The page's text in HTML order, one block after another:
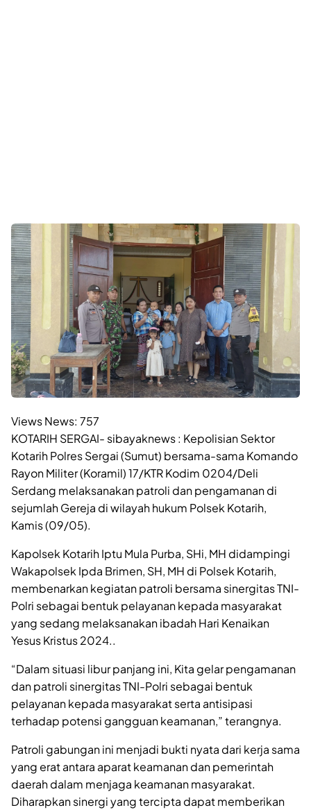
Views News: 757
KOTARIH SERGAI- sibayaknews : Kepolisian Sektor
Kotarih Polres Sergai (Sumut) bersama-sama Komando
Rayon Militer (Koramil) 17/KTR Kodim 0204/Deli
Serdang melaksanakan patroli dan pengamanan di
sejumlah Gereja di wilayah hukum Polsek Kotarih,
Kamis (09/05).
Kapolsek Kotarih Iptu Mula Purba, SHi, MH didampingi
Wakapolsek Ipda Brimen, SH, MH di Polsek Kotarih,
membenarkan kegiatan patroli bersama sinergitas TNI-
Polri sebagai bentuk pelayanan kepada masyarakat
yang sedang melaksanakan ibadah Hari Kenaikan
Yesus Kristus 2024..
“Dalam situasi libur panjang ini, Kita gelar pengamanan
dan patroli sinergitas TNI-Polri sebagai bentuk
pelayanan kepada masyarakat serta antisipasi
terhadap potensi gangguan keamanan,” terangnya.
Patroli gabungan ini menjadi bukti nyata dari kerja sama
yang erat antara aparat keamanan dan pemerintah
daerah dalam menjaga keamanan masyarakat.
Diharapkan sinergi yang tercipta dapat memberikan